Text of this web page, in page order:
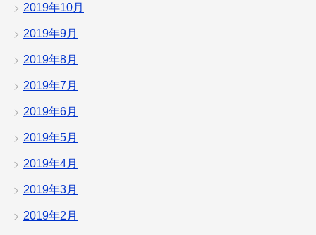
2019年10月
2019年9月
2019年8月
2019年7月
2019年6月
2019年5月
2019年4月
2019年3月
2019年2月